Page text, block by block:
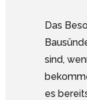
Das
sind,
es